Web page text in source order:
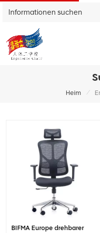
Heim /
BIFMA Europe drehbarer